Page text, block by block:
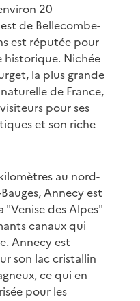
20
de Bellecombe-
est réputée pour
historique. Nichée
la plus grande
de France,
pour ses
et son riche
au nord-
Annecy est
des Alpes"
canaux qui
Annecy est
son lac cristallin
ce qui en
pour les